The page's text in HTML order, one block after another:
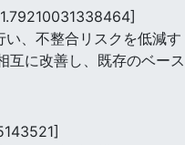
、不整合リスクを低減す
互に改善し、既存のベース